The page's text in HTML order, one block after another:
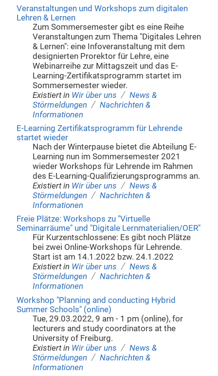
Veranstaltungen und Workshops zum digitalen
Lehren & Lernen
Zum Sommersemester gibt es eine Reihe
Veranstaltungen zum Thema "Digitales Lehren
& Lernen": eine Infoveranstaltung mit dem
designierten Prorektor für Lehre, eine
Webinarreihe zur Mittagszeit und das E-
Learning-Zertifikatsprogramm startet im
Sommersemester wieder.
Existiert in Wir über uns / News &
Störmeldungen / Nachrichten &
Informationen
E-Learning Zertifikatsprogramm für Lehrende
startet wieder
Nach der Winterpause bietet die Abteilung E-
Learning nun im Sommersemester 2021
wieder Workshops für Lehrende im Rahmen
des E-Learning-Qualifizierungsprogramms an.
Existiert in Wir über uns / News &
Störmeldungen / Nachrichten &
Informationen
Freie Plätze: Workshops zu "Virtuelle
Seminarräume" und "Digitale Lernmaterialien/OER"
Für Kurzentschlossene: Es gibt noch Plätze
bei zwei Online-Workshops für Lehrende.
Start ist am 14.1.2022 bzw. 24.1.2022
Existiert in Wir über uns / News &
Störmeldungen / Nachrichten &
Informationen
Workshop "Planning and conducting Hybrid
Summer Schools" (online)
Tue, 29.03.2022, 9 am - 1 pm (online), for
lecturers and study coordinators at the
University of Freiburg.
Existiert in Wir über uns / News &
Störmeldungen / Nachrichten &
Informationen